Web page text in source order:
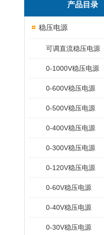
产品目录
稳压电源
可调直流稳压电源
0-1000V稳压电源
0-600V稳压电源
0-500V稳压电源
0-400V稳压电源
0-300V稳压电源
0-120V稳压电源
0-60V稳压电源
0-40V稳压电源
0-30V稳压电源